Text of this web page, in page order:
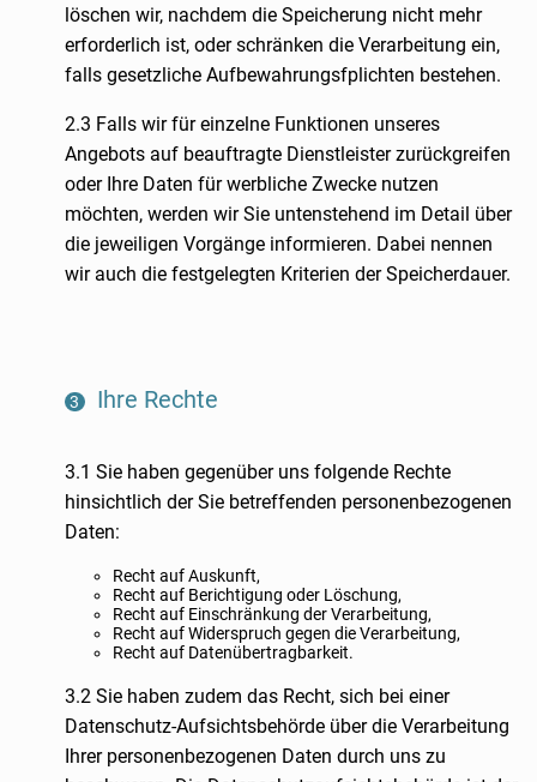
löschen wir, nachdem die Speicherung nicht mehr
erforderlich ist, oder schränken die Verarbeitung ein,
falls gesetzliche Aufbewahrungsfplichten bestehen.
2.3 Falls wir für einzelne Funktionen unseres
Angebots auf beauftragte Dienstleister zurückgreifen
oder Ihre Daten für werbliche Zwecke nutzen
möchten, werden wir Sie untenstehend im Detail über
die jeweiligen Vorgänge informieren. Dabei nennen
wir auch die festgelegten Kriterien der Speicherdauer.
Ihre Rechte
3.1 Sie haben gegenüber uns folgende Rechte
hinsichtlich der Sie betreffenden personenbezogenen
Daten:
Recht auf Auskunft,
Recht auf Berichtigung oder Löschung,
Recht auf Einschränkung der Verarbeitung,
Recht auf Widerspruch gegen die Verarbeitung,
Recht auf Datenübertragbarkeit.
3.2 Sie haben zudem das Recht, sich bei einer
Datenschutz-Aufsichtsbehörde über die Verarbeitung
Ihrer personenbezogenen Daten durch uns zu